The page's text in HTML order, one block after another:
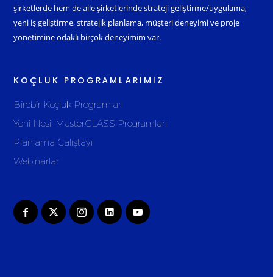
şirketlerde hem de aile şirketlerinde strateji geliştirme/uygulama,
yeni iş geliştirme, stratejik planlama, müşteri deneyimi ve proje
yönetimine odaklı birçok deneyimim var.
KOÇLUK PROGRAMLARIMIZ
Birebir Koçluk Programları
Yeni Nesil MasterCLASS Programları
Planlama Çalıştayı
Webinarlar